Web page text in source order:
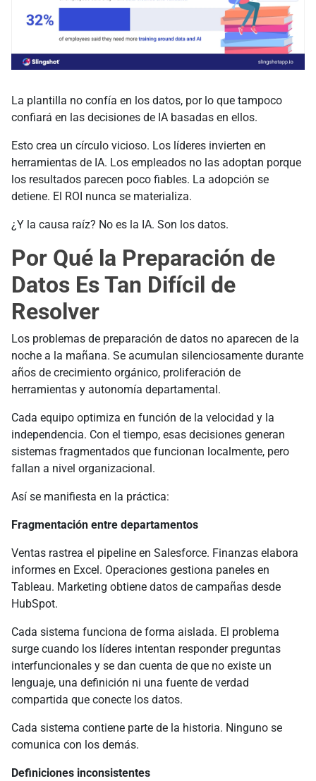
La plantilla no confía en los datos, por lo que tampoco
confiará en las decisiones de IA basadas en ellos.
Esto crea un círculo vicioso. Los líderes invierten en
herramientas de IA. Los empleados no las adoptan porque
los resultados parecen poco fiables. La adopción se
detiene. El ROI nunca se materializa.
¿Y la causa raíz? No es la IA. Son los datos.
Por Qué la Preparación de
Datos Es Tan Difícil de
Resolver
Los problemas de preparación de datos no aparecen de la
noche a la mañana. Se acumulan silenciosamente durante
años de crecimiento orgánico, proliferación de
herramientas y autonomía departamental.
Cada equipo optimiza en función de la velocidad y la
independencia. Con el tiempo, esas decisiones generan
sistemas fragmentados que funcionan localmente, pero
fallan a nivel organizacional.
Así se manifiesta en la práctica:
Fragmentación entre departamentos
Ventas rastrea el pipeline en Salesforce. Finanzas elabora
informes en Excel. Operaciones gestiona paneles en
Tableau. Marketing obtiene datos de campañas desde
HubSpot.
Cada sistema funciona de forma aislada. El problema
surge cuando los líderes intentan responder preguntas
interfuncionales y se dan cuenta de que no existe un
lenguaje, una definición ni una fuente de verdad
compartida que conecte los datos.
Cada sistema contiene parte de la historia. Ninguno se
comunica con los demás.
Definiciones inconsistentes